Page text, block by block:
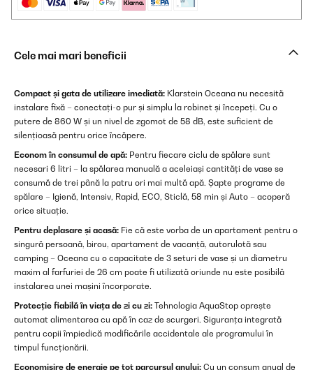
Cele mai mari beneficii
Compact și gata de utilizare imediată: Klarstein Oceana nu necesită
instalare fixă – conectați-o pur și simplu la robinet și începeți. Cu o
putere de 860 W și un nivel de zgomot de 58 dB, este suficient de
silențioasă pentru orice încăpere.
Econom în consumul de apă: Pentru fiecare ciclu de spălare sunt
necesari 6 litri – la spălarea manuală a aceleiași cantități de vase se
consumă de trei până la patru ori mai multă apă. Șapte programe de
spălare – Igienă, Intensiv, Rapid, ECO, Sticlă, 58 min și Auto – acoperă
orice situație.
Pentru deplasare și acasă: Fie că este vorba de un apartament pentru o
singură persoană, birou, apartament de vacanță, autorulotă sau
camping – Oceana cu o capacitate de 3 seturi de vase și un diametru
maxim al farfuriei de 26 cm poate fi utilizată oriunde nu este posibilă
instalarea unei mașini încorporate.
Protecție fiabilă în viața de zi cu zi: Tehnologia AquaStop oprește
automat alimentarea cu apă în caz de scurgeri. Siguranța integrată
pentru copii împiedică modificările accidentale ale programului în
timpul funcționării.
Economisire de energie pe tot parcursul anului: Cu un consum anual de